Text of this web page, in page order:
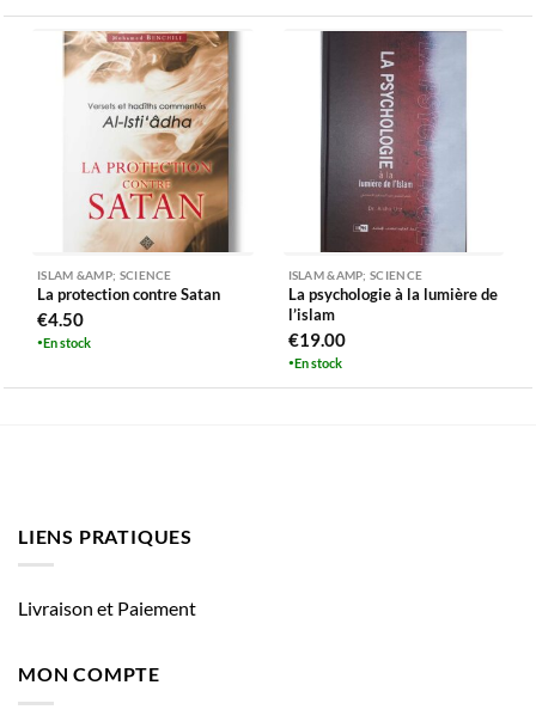
ISLAM &AMP; SCIENCE
La protection contre Satan
€4.50
En stock
ISLAM &AMP; SCIENCE
La psychologie à la lumière de
l’islam
€19.00
En stock
LIENS PRATIQUES
Livraison et Paiement
MON COMPTE